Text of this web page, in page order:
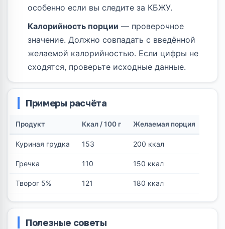
особенно если вы следите за КБЖУ.
Калорийность порции — проверочное
значение. Должно совпадать с введённой
желаемой калорийностью. Если цифры не
сходятся, проверьте исходные данные.
Примеры расчёта
Продукт Ккал / 100 г Желаемая порция
Куриная грудка 153 200 ккал
Гречка 110 150 ккал
Творог 5% 121 180 ккал
Полезные советы